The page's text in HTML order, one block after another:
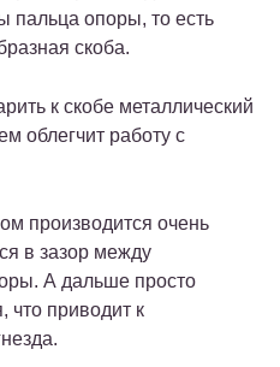
пальца опоры, то есть
скоба.
к скобе металлический
облегчит работу с
производится очень
в зазор между
А дальше просто
что приводит к